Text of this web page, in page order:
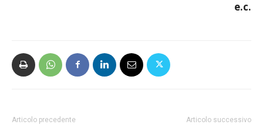
e.c.
Articolo precedente Articolo successivo